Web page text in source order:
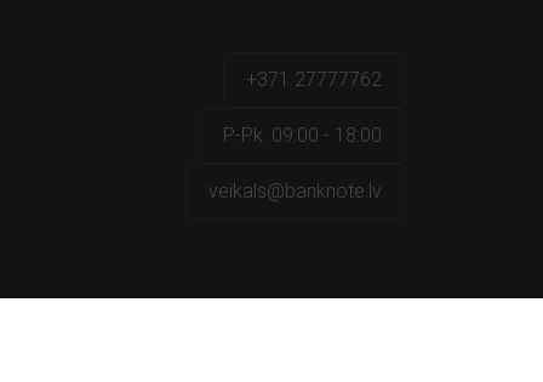
+371 27777762
P.-Pk. 09:00 - 18:00
veikals@banknote.lv